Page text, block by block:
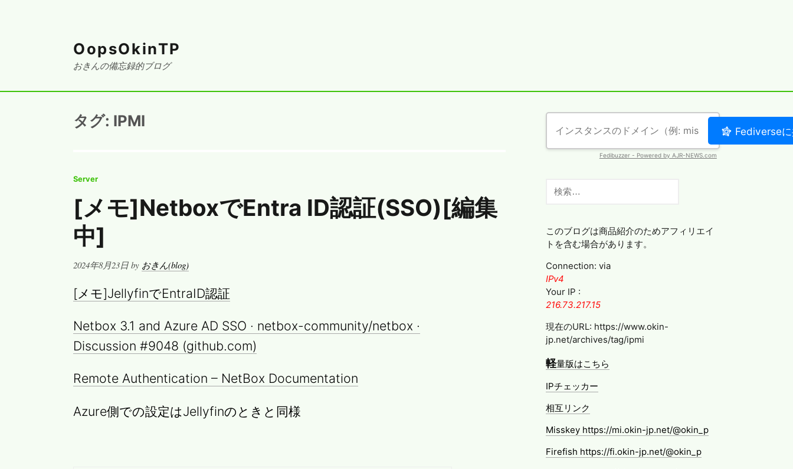
OopsOkinTP
おきんの備忘録的ブログ
タグ: IPMI
Server
[メモ]NetboxでEntra ID認証(SSO)[編集
中]
Posted
2024年8月23日 by おきん(blog)
[メモ]JellyfinでEntraID認証
Netbox 3.1 and Azure AD SSO · netbox-community/netbox ·
Discussion #9048 (github.com)
Remote Authentication – NetBox Documentation
Azure側での設定はJellyfinのときと同様
索:
このブログは商品紹介のためアフィリエイ
トを含む場合があります。
Connection: via
IPv4
Your IP :
216.73.217.15
現在のURL: https://www.okin-
jp.net/archives/tag/ipmi
軽量版はこちら
IPチェッカー
相互リンク
Misskey https://mi.okin-jp.net/@okin_p
Firefish https://fi.okin-jp.net/@okin_p